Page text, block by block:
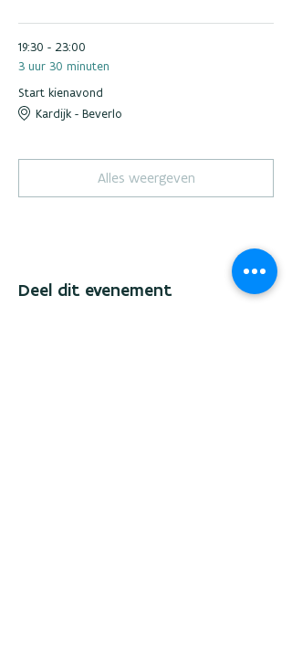
19:30 - 23:00
3 uur 30 minuten
Start kienavond
Kardijk - Beverlo
Alles weergeven
Deel dit evenement